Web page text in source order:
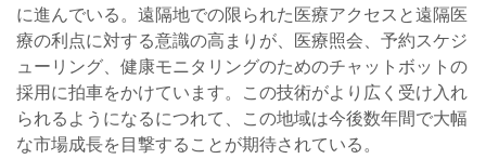
に進んでいる。遠隔地での限られた医療アクセスと遠隔医
療の利点に対する意識の高まりが、医療照会、予約スケジ
ューリング、健康モニタリングのためのチャットボットの
採用に拍車をかけています。この技術がより広く受け入れ
られるようになるにつれて、この地域は今後数年間で大幅
な市場成長を目撃することが期待されている。